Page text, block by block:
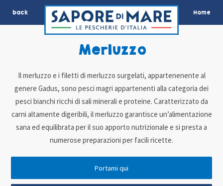
back Home
Merluzzo
Il merluzzo e i filetti di merluzzo surgelati, appartenenente al
genere Gadus, sono pesci magri appartenenti alla categoria dei
pesci bianchi ricchi di sali minerali e proteine. Caratterizzato da
carni altamente digeribili, il merluzzo garantisce un’alimentazione
sana ed equilibrata per il suo apporto nutrizionale e si presta a
numerose preparazioni per facili ricette.
Portami qui